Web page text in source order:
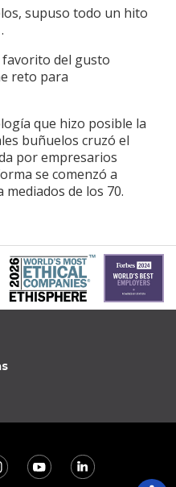
supuso todo un hito
favorito del gusto
reto para
que hizo posible la
buñuelos cruzó el
por empresarios
se comenzó a
de los 70.